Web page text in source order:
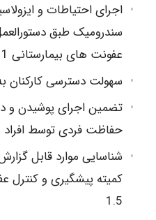
اجرای احتیاطات و
سندرومیک طبق
عفونت های بیمارستانی 1
سهولت دسترسی کارکنان
تضمین اجرای پوشیدن و
حفاظت فردی توسط افراد
شناسایی موارد قابل
کمیته پیشگیری و کنترل
1.5